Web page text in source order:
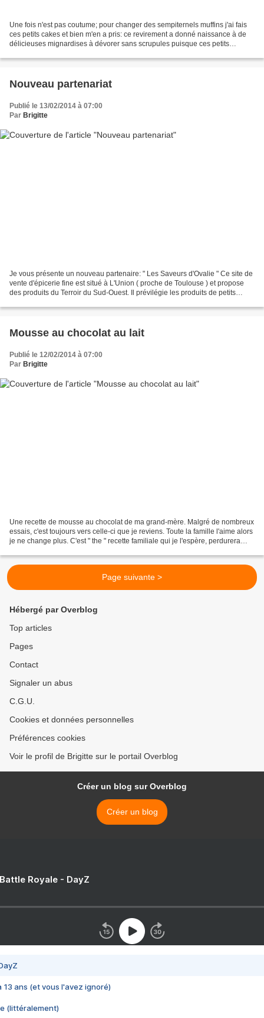
Une fois n'est pas coutume; pour changer des sempiternels muffins j'ai fais
ces petits cakes et bien m'en a pris: ce revirement a donné naissance à de
délicieuses mignardises à dévorer sans scrupules puisque ces petits
Nouveau partenariat
Publié le 13/02/2014 à 07:00
Par Brigitte
Je vous présente un nouveau partenaire: " Les Saveurs d'Ovalie " Ce site de
vente d'épicerie fine est situé à L'Union ( proche de Toulouse ) et propose
des produits du Terroir du Sud-Ouest. Il prévilégie les produits de petits
Mousse au chocolat au lait
Publié le 12/02/2014 à 07:00
Par Brigitte
Une recette de mousse au chocolat de ma grand-mère. Malgré de nombreux
essais, c'est toujours vers celle-ci que je reviens. Toute la famille l'aime alors
je ne change plus. C'est " the " recette familiale qui je l'espère, perdurera
Page suivante >
Hébergé par Overblog
Top articles
Pages
Contact
Signaler un abus
C.G.U.
Cookies et données personnelles
Préférences cookies
Voir le profil de Brigitte sur le portail Overblog
Créer un blog sur Overblog
Créer un blog
Royale - DayZ
13 ans (et vous l'avez ignoré)
(littéralement)